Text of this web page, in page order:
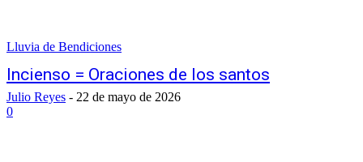
Lluvia de Bendiciones
Incienso = Oraciones de los santos
Julio Reyes - 22 de mayo de 2026
0